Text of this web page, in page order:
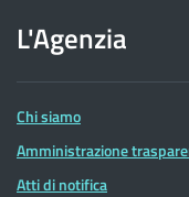
dell'Agenzia
delle
Entrate
L'Agenzia
Chi siamo
Amministrazione
Atti di notifica